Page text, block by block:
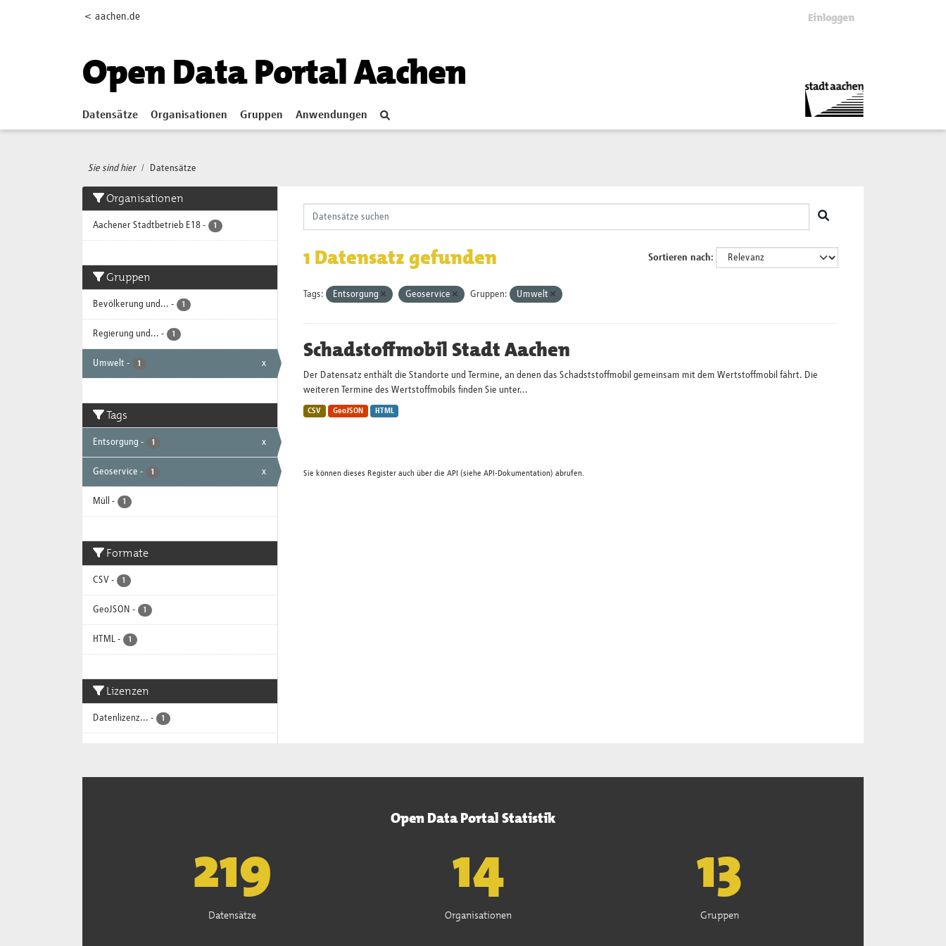
< aachen.de Einloggen
Open Data Portal Aachen
Datensätze Organisationen Gruppen Anwendungen
Sie sind hier Datensätze
Organisationen
Aachener Stadtbetrieb E18 - 1
Gruppen
Bevölkerung und... - 1
Regierung und... - 1
Umwelt - 1 x
Tags
Entsorgung - 1 x
Geoservice - 1 x
Müll - 1
Formate
CSV - 1
GeoJSON - 1
HTML - 1
Lizenzen
Datenlizenz... - 1
Sortieren nach
1 Datensatz gefunden
Tags: Entsorgung Geoservice Gruppen: Umwelt
Schadstoffmobil Stadt Aachen
Der Datensatz enthält die Standorte und Termine, an denen das Schadststoffmobil gemeinsam mit dem Wertstoffmobil fährt. Die
weiteren Termine des Wertstoffmobils finden Sie unter...
CSV GeoJSON HTML
Sie können dieses Register auch über die API (siehe API-Dokumentation) abrufen.
Open Data Portal Statistik
222
Datensätze
15
Organisationen
13
Gruppen